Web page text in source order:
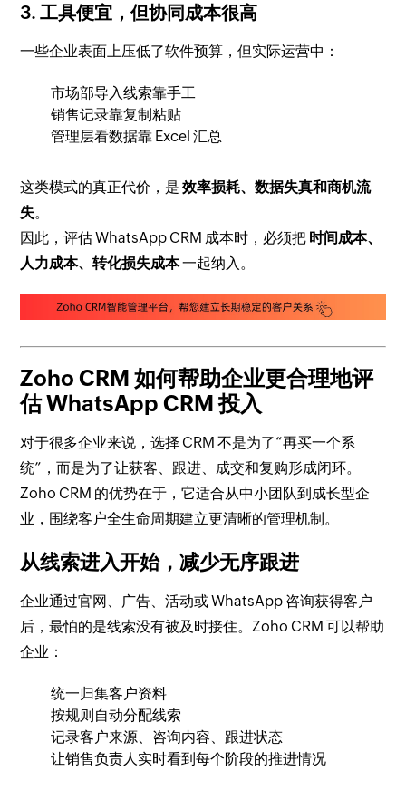
3. 工具便宜，但协同成本很高
一些企业表面上压低了软件预算，但实际运营中：
市场部导入线索靠手工
销售记录靠复制粘贴
管理层看数据靠 Excel 汇总
这类模式的真正代价，是效率损耗、数据失真和商机流
失。
因此，评估 WhatsApp CRM 成本时，必须把 时间成本、
人力成本、转化损失成本一起纳入。
Zoho CRM 如何帮助企业更合理地评
估 WhatsApp CRM 投入
对于很多企业来说，选择 CRM 不是为了“再买一个系
统”，而是为了让获客、跟进、成交和复购形成闭环。
Zoho CRM 的优势在于，它适合从中小团队到成长型企
业，围绕客户全生命周期建立更清晰的管理机制。
从线索进入开始，减少无序跟进
企业通过官网、广告、活动或 WhatsApp 咨询获得客户
后，最怕的是线索没有被及时接住。Zoho CRM 可以帮助
企业：
统一归集客户资料
按规则自动分配线索
记录客户来源、咨询内容、跟进状态
让销售负责人实时看到每个阶段的推进情况